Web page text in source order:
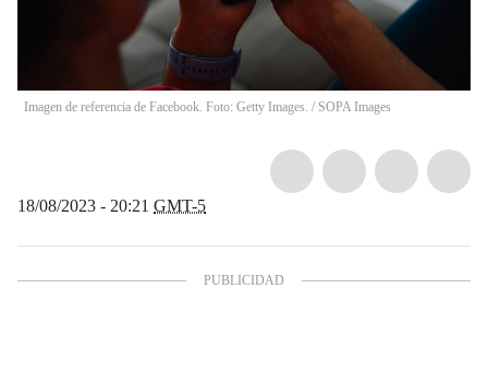
Imagen de referencia de Facebook. Foto: Getty Images. / SOPA Images
18/08/2023 - 20:21 GMT-5